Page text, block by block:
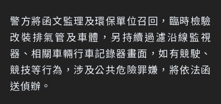
警方將函文監理及環保單位召回，臨時檢驗
改裝排氣管及車體，另持續過濾沿線監視
器、相關車輛行車記錄器畫面，如有競駛、
競技等行為，涉及公共危險罪嫌，將依法函
送偵辦。